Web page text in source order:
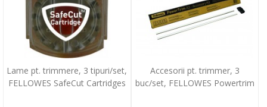
Lame pt. trimmere, 3 tipuri/set,
FELLOWES SafeCut Cartridges
Accesorii pt. trimmer, 3
buc/set, FELLOWES Powertrim